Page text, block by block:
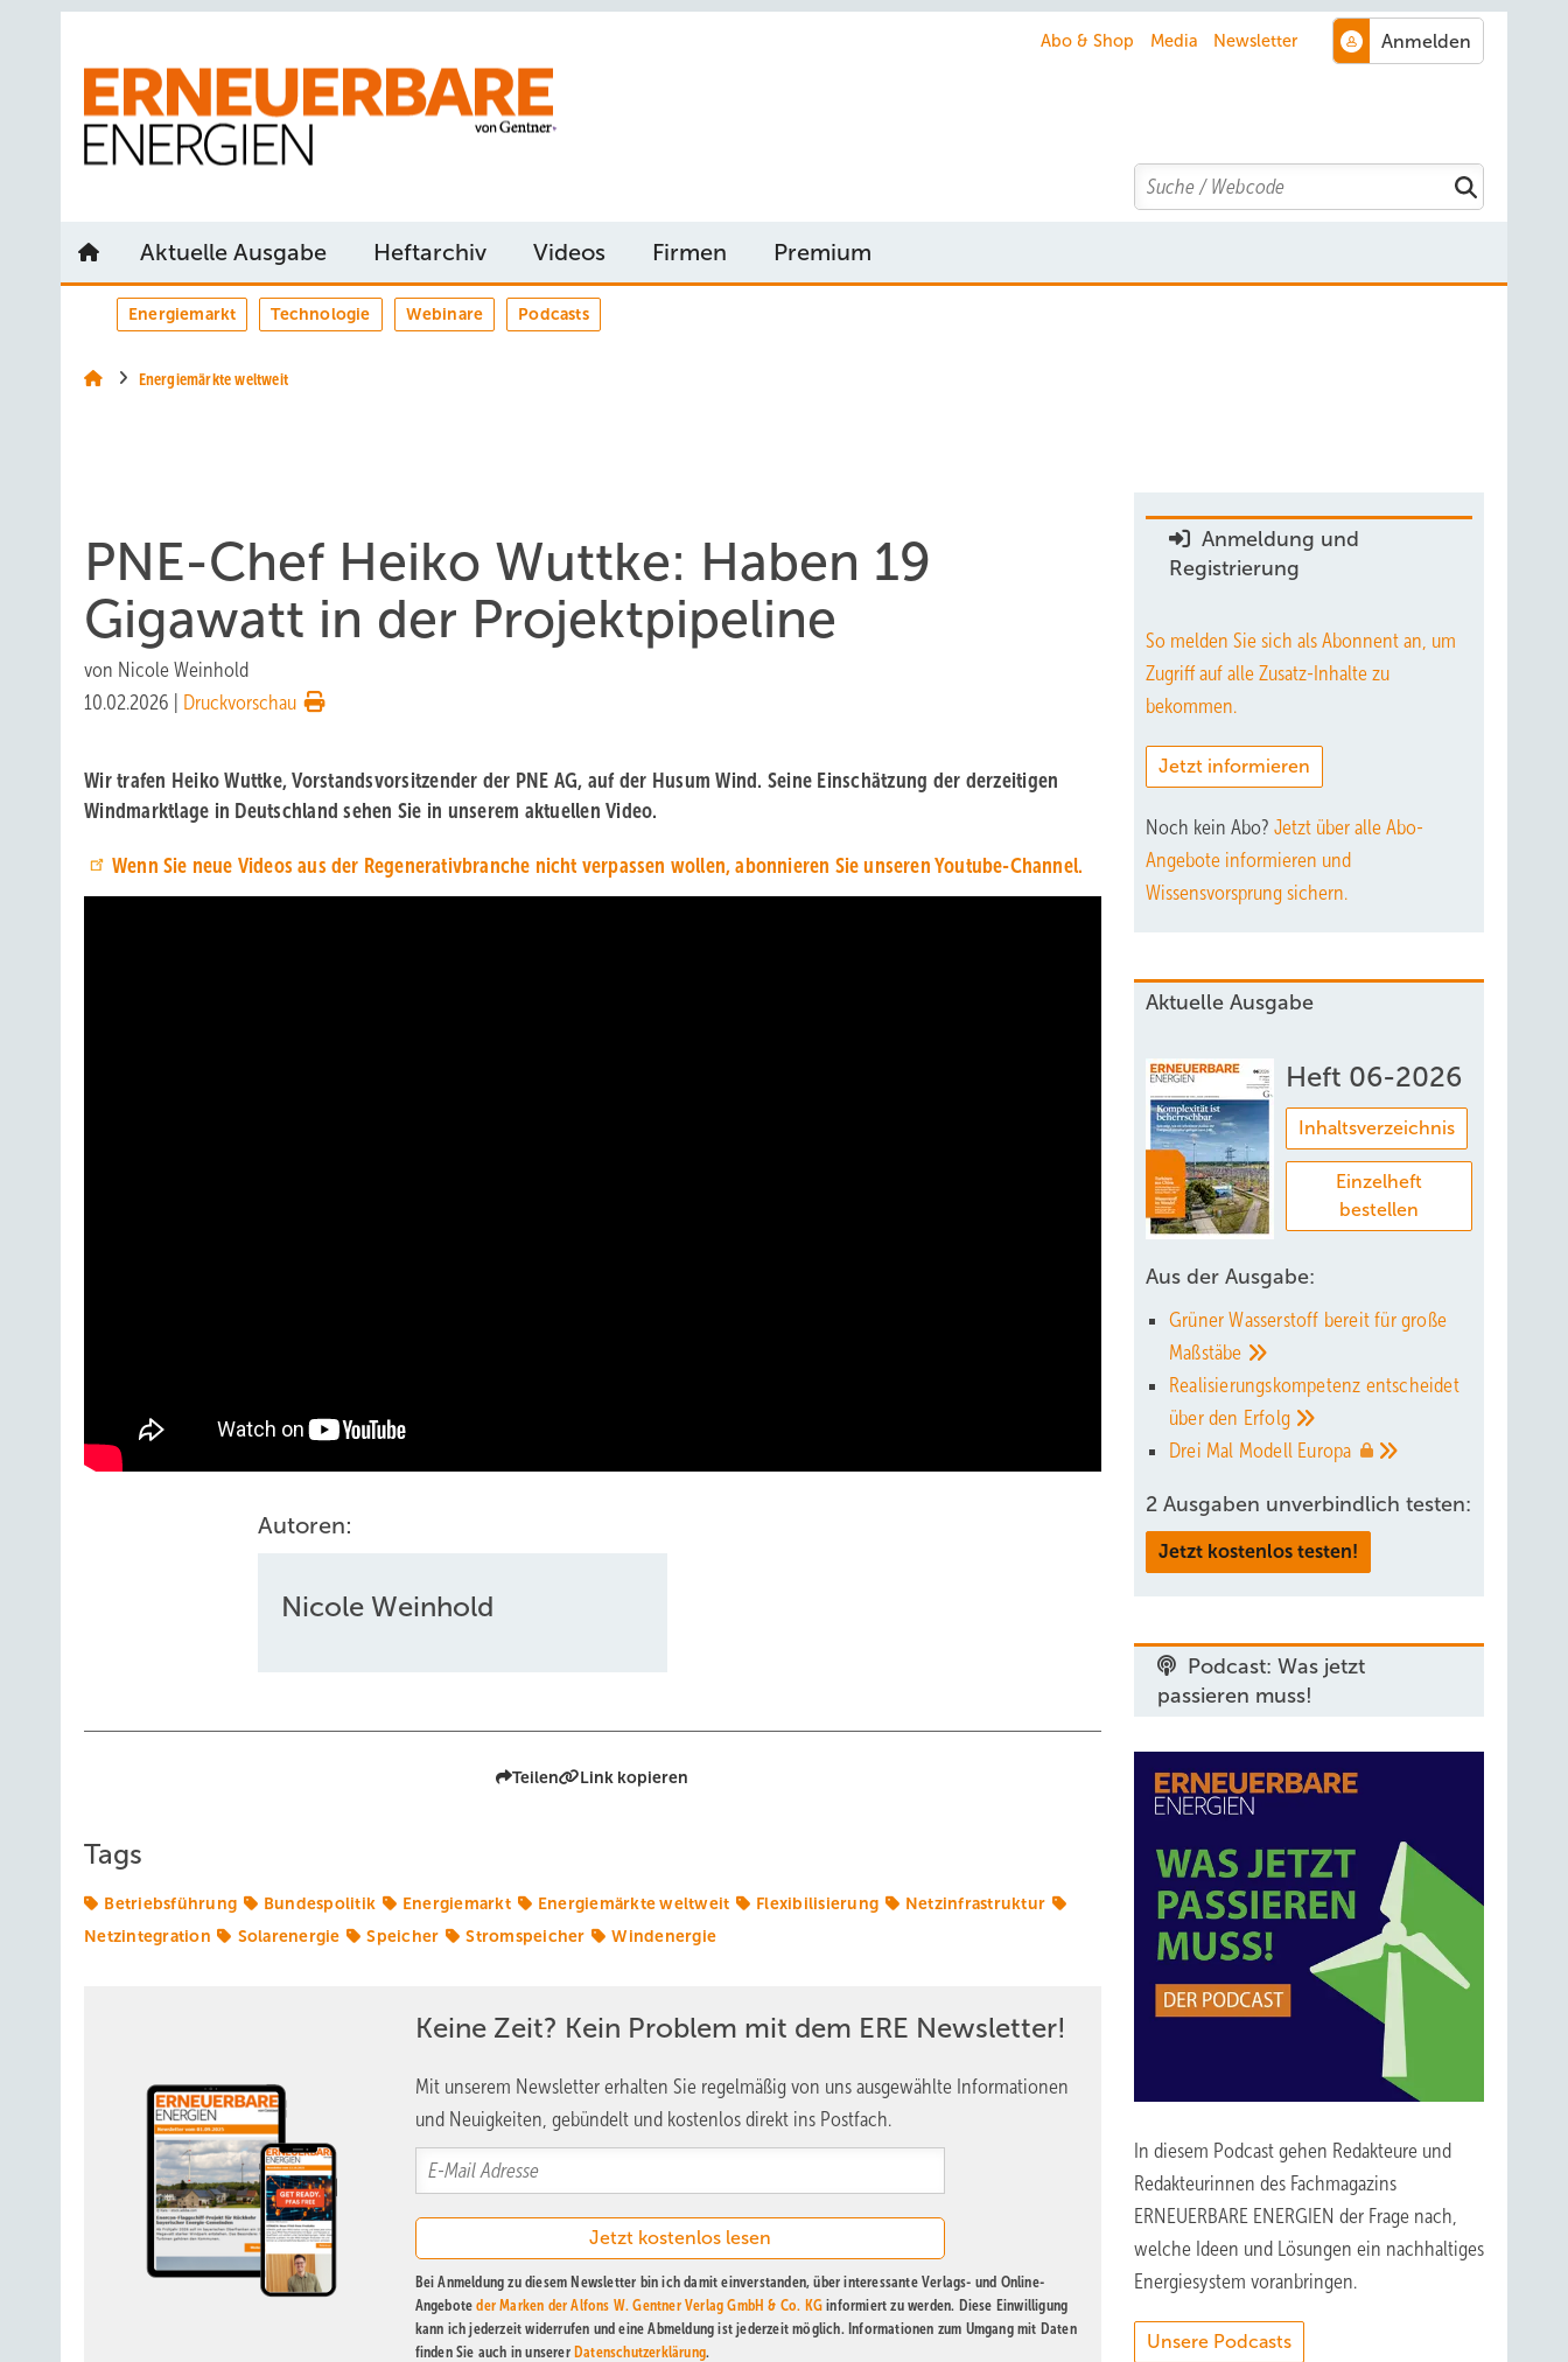
Abo & Shop Media Newsletter
Search
Aktuelle Ausgabe Heftarchiv Videos Firmen Premium
Energiemarkt Technologie Webinare Podcasts
Energiemärkte weltweit
PNE-Chef Heiko Wuttke: Haben 19
Gigawatt in der Projektpipeline
von Nicole Weinhold
10.02.2026
Druckvorschau
Wir trafen Heiko Wuttke, Vorstandsvorsitzender der PNE AG, auf der Husum Wind. Seine Einschätzung der derzeitigen
Windmarktlage in Deutschland sehen Sie in unserem aktuellen Video.
Wenn Sie neue Videos aus der Regenerativbranche nicht verpassen wollen, abonnieren Sie unseren Youtube-Channel.
Autoren:
Nicole Weinhold
Teilen Link kopieren
Tags
Betriebsführung Bundespolitik Energiemarkt Energiemärkte weltweit Flexibilisierung
Netzinfrastruktur
Netzintegration
Solarenergie Speicher Stromspeicher Windenergie
Keine Zeit? Kein Problem mit dem ERE Newsletter!
Mit unserem Newsletter erhalten Sie regelmäßig von uns ausgewählte Informationen
und Neuigkeiten, gebündelt und kostenlos direkt ins Postfach.
Bei Anmeldung zu diesem Newsletter bin ich damit einverstanden, über interessante Verlags- und Online-
Angeboteder Marken der Alfons W. Gentner Verlag GmbH & Co. KG informiert zu werden. Diese Einwilligung
kann ich jederzeit widerrufen und eine Abmeldung ist jederzeit möglich. Informationen zum Umgang mit Daten
finden Sie auch in unserer Datenschutzerklärung.
Anmeldung und
Registrierung
So melden Sie sich als Abonnent an, um
Zugriff auf alle Zusatz-Inhalte zu
bekommen.
Jetzt informieren
Noch kein Abo? Jetzt über alle Abo-
Angebote informieren und
Wissensvorsprung sichern.
Aktuelle Ausgabe
Heft 06-2026
Inhaltsverzeichnis
Einzelheft
bestellen
Aus der Ausgabe:
Grüner Wasserstoff bereit für große
Maßstäbe
Realisierungskompetenz entscheidet
über den Erfolg
Drei Mal Modell Europa
2 Ausgaben unverbindlich testen:
Jetzt kostenlos testen!
Podcast: Was jetzt
passieren muss!
In diesem Podcast gehen Redakteure und
Redakteurinnen des Fachmagazins
ERNEUERBARE ENERGIEN der Frage nach,
welche Ideen und Lösungen ein nachhaltiges
Energiesystem voranbringen.
Unsere Podcasts